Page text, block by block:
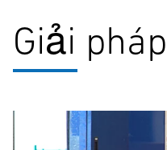
Giải pháp